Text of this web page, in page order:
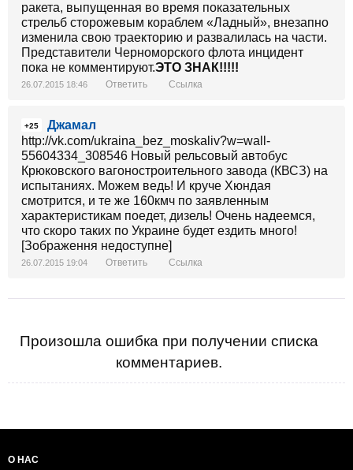
ракета, выпущенная во время показательных
стрельб сторожевым кораблем «Ладный», внезапно
изменила свою траекторию и развалилась на части.
Представители Черноморского флота инцидент
пока не комментируют.ЭТО ЗНАК!!!!!
26.07.2015 18:46 Ответить Ссылка
+25
Джамал
http://vk.com/ukraina_bez_moskaliv?w=wall-
55604334_308546 Новый рельсовый автобус
Крюковского вагоностроительного завода (КВСЗ) на
испытаниях. Можем ведь! И круче Хюндая
смотрится, и те же 160кмч по заявленным
характеристикам поедет, дизель! Очень надеемся,
что скоро таких по Украине будет ездить много!
[Зображення недоступне]
26.07.2015 19:04 Ответить Ссылка
Произошла ошибка при получении списка
комментариев.
О НАС